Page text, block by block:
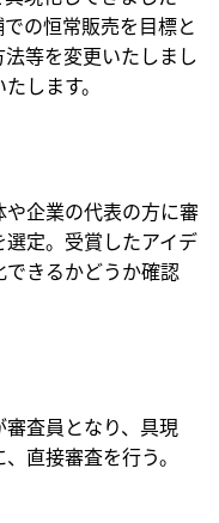
の恒常販売を目標と
等を変更いたしまし
します。
企業の代表の方に審
定。受賞したアイデ
きるかどうか確認
査員となり、具現
直接審査を行う。